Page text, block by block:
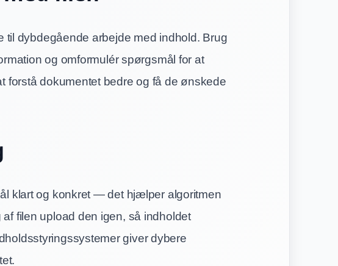
dybdegående arbejde med indhold. Brug
og omformulér spørgsmål for at
dokumentet bedre og få de ønskede
klart og konkret — det hjælper algoritmen
filen upload den igen, så indholdet
giver dybere